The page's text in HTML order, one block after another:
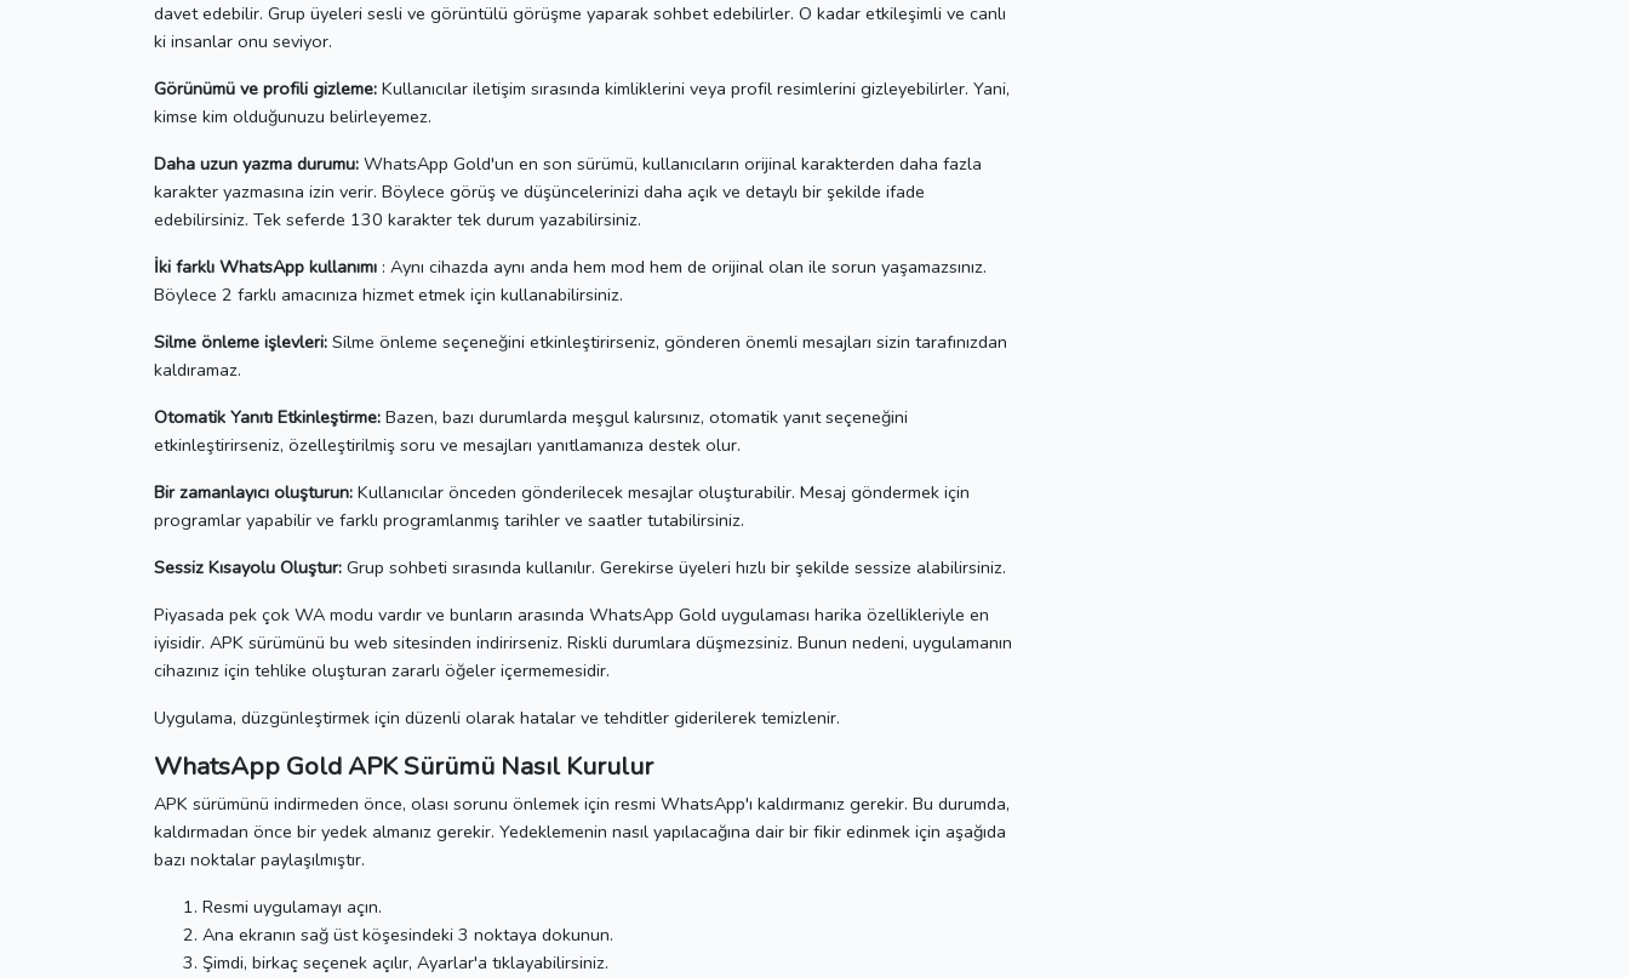
davet edebilir. Grup üyeleri sesli ve görüntülü görüşme yaparak sohbet edebilirler. O kadar etkileşimli ve canlı
ki insanlar onu seviyor.
Görünümü ve profili gizleme: Kullanıcılar iletişim sırasında kimliklerini veya profil resimlerini gizleyebilirler. Yani,
kimse kim olduğunuzu belirleyemez.
Daha uzun yazma durumu: WhatsApp Gold'un en son sürümü, kullanıcıların orijinal karakterden daha fazla
karakter yazmasına izin verir. Böylece görüş ve düşüncelerinizi daha açık ve detaylı bir şekilde ifade
edebilirsiniz. Tek seferde 130 karakter tek durum yazabilirsiniz.
İki farklı WhatsApp kullanımı : Aynı cihazda aynı anda hem mod hem de orijinal olan ile sorun yaşamazsınız.
Böylece 2 farklı amacınıza hizmet etmek için kullanabilirsiniz.
Silme önleme işlevleri: Silme önleme seçeneğini etkinleştirirseniz, gönderen önemli mesajları sizin tarafınızdan
kaldıramaz.
Otomatik Yanıtı Etkinleştirme: Bazen, bazı durumlarda meşgul kalırsınız, otomatik yanıt seçeneğini
etkinleştirirseniz, özelleştirilmiş soru ve mesajları yanıtlamanıza destek olur.
Bir zamanlayıcı oluşturun: Kullanıcılar önceden gönderilecek mesajlar oluşturabilir. Mesaj göndermek için
programlar yapabilir ve farklı programlanmış tarihler ve saatler tutabilirsiniz.
Sessiz Kısayolu Oluştur: Grup sohbeti sırasında kullanılır. Gerekirse üyeleri hızlı bir şekilde sessize alabilirsiniz.
Piyasada pek çok WA modu vardır ve bunların arasında WhatsApp Gold uygulaması harika özellikleriyle en
iyisidir. APK sürümünü bu web sitesinden indirirseniz. Riskli durumlara düşmezsiniz. Bunun nedeni, uygulamanın
cihazınız için tehlike oluşturan zararlı öğeler içermemesidir.
Uygulama, düzgünleştirmek için düzenli olarak hatalar ve tehditler giderilerek temizlenir.
WhatsApp Gold APK Sürümü Nasıl Kurulur
APK sürümünü indirmeden önce, olası sorunu önlemek için resmi WhatsApp'ı kaldırmanız gerekir. Bu durumda,
kaldırmadan önce bir yedek almanız gerekir. Yedeklemenin nasıl yapılacağına dair bir fikir edinmek için aşağıda
bazı noktalar paylaşılmıştır.
Resmi uygulamayı açın.
Ana ekranın sağ üst köşesindeki 3 noktaya dokunun.
Şimdi, birkaç seçenek açılır, Ayarlar'a tıklayabilirsiniz.